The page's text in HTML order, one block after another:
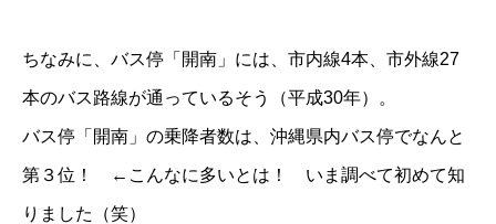
ちなみに、バス停「開南」には、市内線4本、市外線27
本のバス路線が通っているそう（平成30年）。
バス停「開南」の乗降者数は、沖縄県内バス停でなんと
第３位！ ←こんなに多いとは！ いま調べて初めて知
りました（笑）